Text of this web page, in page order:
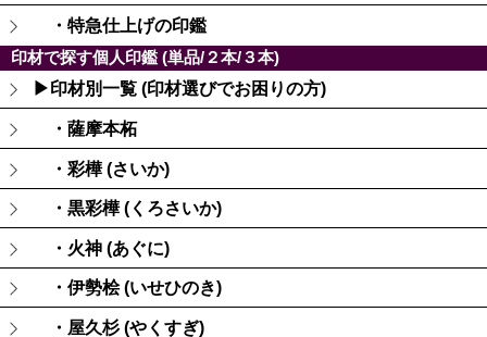
・特急仕上げの印鑑
印材で探す個人印鑑 (単品/２本/３本)
▶印材別一覧 (印材選びでお困りの方)
・薩摩本柘
・彩樺 (さいか)
・黒彩樺 (くろさいか)
・火神 (あぐに)
・伊勢桧 (いせひのき)
・屋久杉 (やくすぎ)